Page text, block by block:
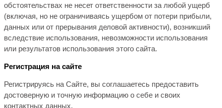
обстоятельствах не несет ответственности за любой ущерб
(включая, но не ограничиваясь ущербом от потери прибыли,
данных или от прерывания деловой активности), возникший
вследствие использования, невозможности использования
или результатов использования этого сайта.
Регистрация на сайте
Регистрируясь на Сайте, вы соглашаетесь предоставить
достоверную и точную информацию о себе и своих
контактных данных.